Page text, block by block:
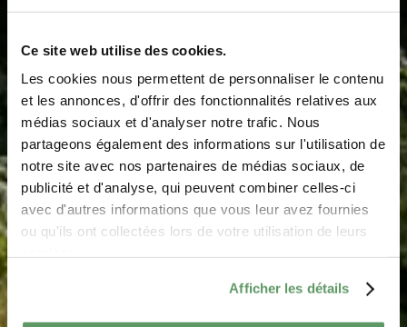
Ce site web utilise des cookies.
Les cookies nous permettent de personnaliser le contenu
et les annonces, d'offrir des fonctionnalités relatives aux
médias sociaux et d'analyser notre trafic. Nous
partageons également des informations sur l'utilisation de
notre site avec nos partenaires de médias sociaux, de
publicité et d'analyse, qui peuvent combiner celles-ci
avec d'autres informations que vous leur avez fournies
ou qu'ils ont collectées lors de votre utilisation de leurs
Afficher les détails
Picknickplatz
Kuelscheier
Wo? L-6210 Consdorf